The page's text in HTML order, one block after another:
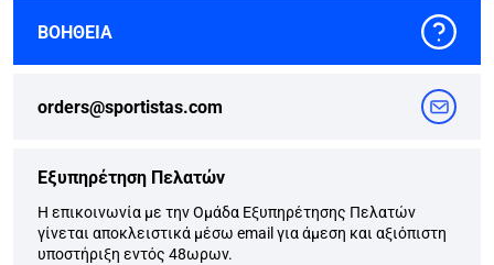
ΒΟΗΘΕΙΑ
orders@sportistas.com
Εξυπηρέτηση Πελατών
Η επικοινωνία με την Ομάδα Εξυπηρέτησης Πελατών
γίνεται αποκλειστικά μέσω email για άμεση και αξιόπιστη
υποστήριξη εντός 48ωρων.